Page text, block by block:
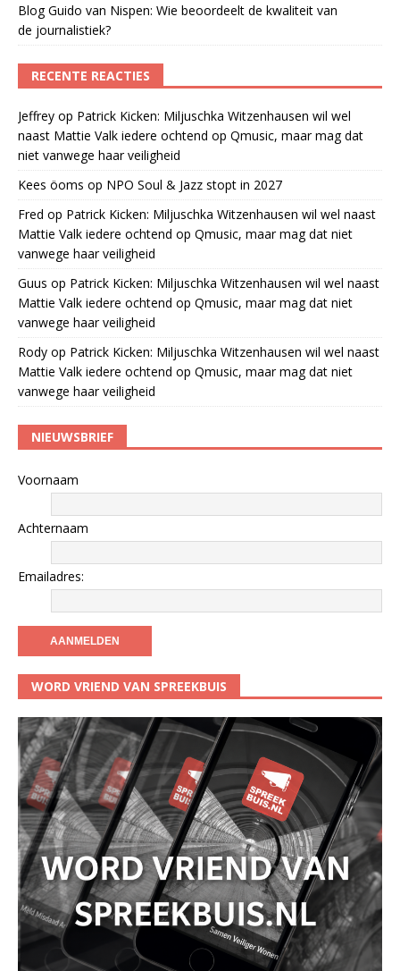
Blog Guido van Nispen: Wie beoordeelt de kwaliteit van
de journalistiek?
RECENTE REACTIES
Jeffrey op Patrick Kicken: Miljuschka Witzenhausen wil wel
naast Mattie Valk iedere ochtend op Qmusic, maar mag dat
niet vanwege haar veiligheid
Kees öoms op NPO Soul & Jazz stopt in 2027
Fred op Patrick Kicken: Miljuschka Witzenhausen wil wel naast
Mattie Valk iedere ochtend op Qmusic, maar mag dat niet
vanwege haar veiligheid
Guus op Patrick Kicken: Miljuschka Witzenhausen wil wel naast
Mattie Valk iedere ochtend op Qmusic, maar mag dat niet
vanwege haar veiligheid
Rody op Patrick Kicken: Miljuschka Witzenhausen wil wel naast
Mattie Valk iedere ochtend op Qmusic, maar mag dat niet
vanwege haar veiligheid
NIEUWSBRIEF
Voornaam
Achternaam
Emailadres:
WORD VRIEND VAN SPREEKBUIS